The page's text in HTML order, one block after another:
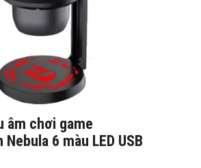
âm chơi game
Nebula 6 màu LED USB